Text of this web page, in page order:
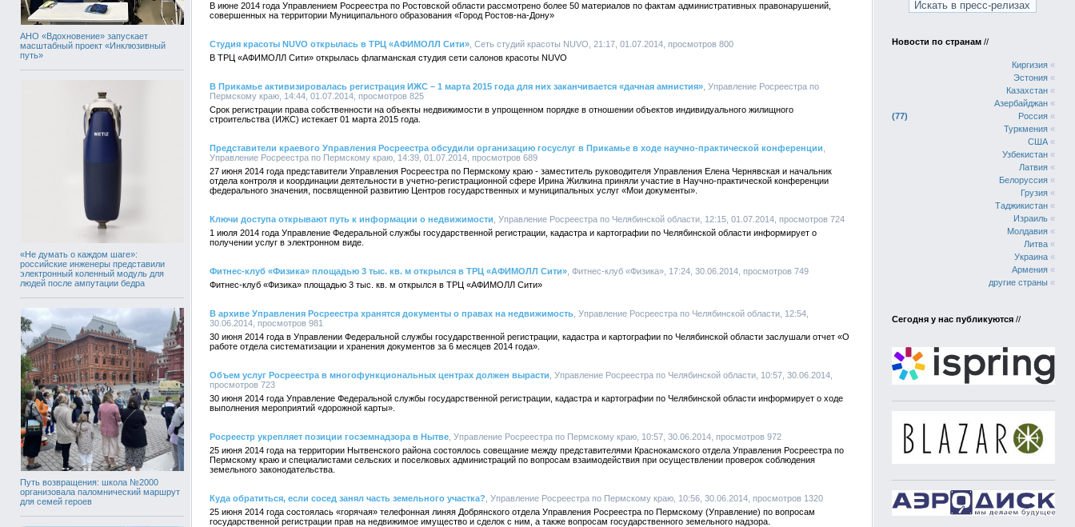
АНО «Вдохновение» запускает
масштабный проект «Инклюзивный
путь»
«Не думать о каждом шаге»:
российские инженеры представили
электронный коленный модуль для
людей после ампутации бедра
Путь возвращения: школа №2000
организовала паломнический маршрут
для семей героев
В июне 2014 года Управлением Росреестра по Ростовской области рассмотрено более 50 материалов по фактам административных правонарушений,
совершенных на территории Муниципального образования «Город Ростов-на-Дону»
Студия красоты NUVO открылась в ТРЦ «АФИМОЛЛ Сити» , Сеть студий красоты NUVO, 21:17, 01.07.2014, просмотров 800
В ТРЦ «АФИМОЛЛ Сити» открылась флагманская студия сети салонов красоты NUVO
В Прикамье активизировалась регистрация ИЖС – 1 марта 2015 года для них заканчивается «дачная амнистия» , Управление Росреестра по
Пермскому краю, 14:44, 01.07.2014, просмотров 825
Срок регистрации права собственности на объекты недвижимости в упрощенном порядке в отношении объектов индивидуального жилищного
строительства (ИЖС) истекает 01 марта 2015 года.
Представители краевого Управления Росреестра обсудили организацию госуслуг в Прикамье в ходе научно-практической конференции
Управление Росреестра по Пермскому краю, 14:39, 01.07.2014, просмотров 689
27 июня 2014 года представители Управления Росреестра по Пермскому краю - заместитель руководителя Управления Елена Чернявская и начальник
отдела контроля и координации деятельности в учетно-регистрационной сфере Ирина Жилкина приняли участие в Научно-практической конференции
федерального значения, посвященной развитию Центров государственных и муниципальных услуг «Мои документы».
Ключи доступа открывают путь к информации о недвижимости , Управление Росреестра по Челябинской области, 12:15, 01.07.2014, просмотров 724
1 июля 2014 года Управление Федеральной службы государственной регистрации, кадастра и картографии по Челябинской области информирует о
получении услуг в электронном виде.
Фитнес-клуб «Физика» площадью 3 тыс. кв. м открылся в ТРЦ «АФИМОЛЛ Сити» , Фитнес-клуб «Физика», 17:24, 30.06.2014, просмотров 749
Фитнес-клуб «Физика» площадью 3 тыс. кв. м открылся в ТРЦ «АФИМОЛЛ Сити»
В архиве Управления Росреестра хранятся документы о правах на недвижимость , Управление Росреестра по Челябинской области, 12:54,
30.06.2014, просмотров 981
30 июня 2014 года в Управлении Федеральной службы государственной регистрации, кадастра и картографии по Челябинской области заслушали отчет «О
работе отдела систематизации и хранения документов за 6 месяцев 2014 года».
Объем услуг Росреестра в многофункциональных центрах должен вырасти , Управление Росреестра по Челябинской области, 10:57, 30.06.2014,
просмотров 723
30 июня 2014 года Управление Федеральной службы государственной регистрации, кадастра и картографии по Челябинской области информирует о ходе
выполнения мероприятий «дорожной карты».
Росреестр укрепляет позиции госземнадзора в Нытве , Управление Росреестра по Пермскому краю, 10:57, 30.06.2014, просмотров 972
25 июня 2014 года на территории Нытвенского района состоялось совещание между представителями Краснокамского отдела Управления Росреестра по
Пермскому краю и специалистами сельских и поселковых администраций по вопросам взаимодействия при осуществлении проверок соблюдения
земельного законодательства.
Куда обратиться, если сосед занял часть земельного участка? , Управление Росреестра по Пермскому краю, 10:56, 30.06.2014, просмотров 1320
25 июня 2014 года состоялась «горячая» телефонная линяя Добрянского отдела Управления Росреестра по Пермскому (Управление) по вопросам
государственной регистрации прав на недвижимое имущество и сделок с ним, а также вопросам государственного земельного надзора.
Новости по странам //
Киргизия «
Эстония «
Казахстан «
Азербайджан «
77
Россия «
Туркмения «
США «
Узбекистан «
Латвия «
Белоруссия «
Грузия «
Таджикистан «
Израиль «
Молдавия «
Литва «
Украина «
Армения «
другие страны «
Сегодня у нас публикуются //